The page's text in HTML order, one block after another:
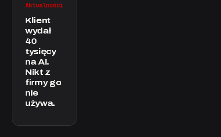
Aktualności
Klient
wydał
40
tysięcy
na AI.
Nikt z
firmy go
nie
używa.